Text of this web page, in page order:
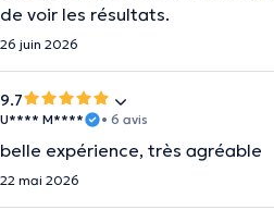
de voir les résultats.
26 juin 2026
9.7
U**** M**** • 6 avis
belle expérience, très agréable
22 mai 2026